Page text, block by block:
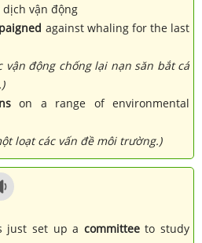
dịch vận động
against whaling for the last
vận động chống lại nạn săn bắt cá
on a range of environmental
loạt các vấn đề môi trường.)
just set up a committeeto study